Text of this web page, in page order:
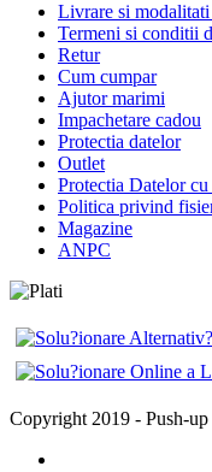
Livrare si modalitati
Termeni si conditii
Retur
Cum cumpar
Ajutor marimi
Impachetare cadou
Protectia datelor
Outlet
Protectia Datelor cu
Politica privind
Magazine
ANPC
Copyright 2019 - Push-